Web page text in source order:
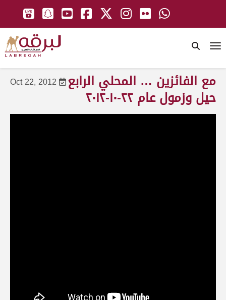
لقاء مع محمد بن سالم بن فاران.. متحدثاً عن
Oct 22, 2012 مع الفائزين … المحلي الرابع
حيل وزمول عام ٢٢-١٠-٢٠١٢